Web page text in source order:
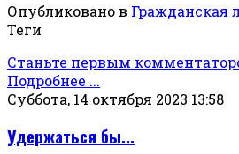
Опубликовано в Гражданская
Теги
Станьте первым
Подробнее ...
Суббота, 14 октября 2023 13:58
Удержаться бы...